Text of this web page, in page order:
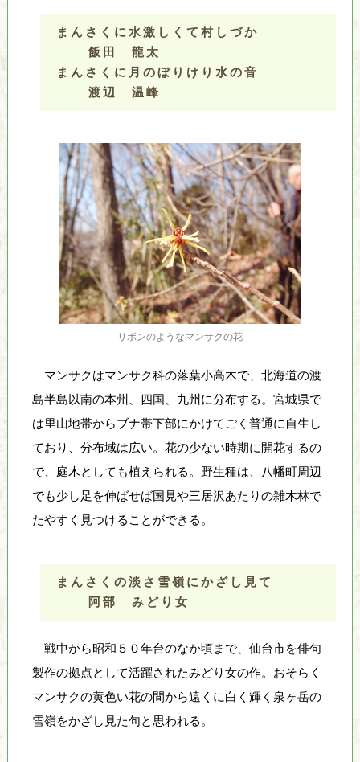
まんさくに水激しくて村しづか
飯田 龍太
まんさくに月のぼりけり水の音
渡辺 温峰
リボンのようなマンサクの花
マンサクはマンサク科の落葉小高木で、北海道の渡
島半島以南の本州、四国、九州に分布する。宮城県で
は里山地帯からブナ帯下部にかけてごく普通に自生し
ており、分布域は広い。花の少ない時期に開花するの
で、庭木としても植えられる。野生種は、八幡町周辺
でも少し足を伸ばせば国見や三居沢あたりの雑木林で
たやすく見つけることができる。
まんさくの淡さ雪嶺にかざし見て
阿部 みどり女
戦中から昭和５０年台のなか頃まで、仙台市を俳句
製作の拠点として活躍されたみどり女の作。おそらく
マンサクの黄色い花の間から遠くに白く輝く泉ヶ岳の
雪嶺をかざし見た句と思われる。